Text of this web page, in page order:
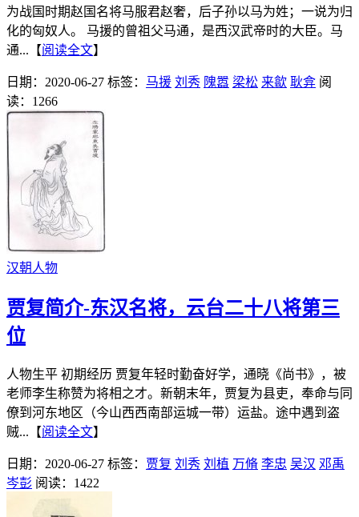
为战国时期赵国名将马服君赵奢，后子孙以马为姓；一说为归
化的匈奴人。 马援的曾祖父马通，是西汉武帝时的大臣。马
通...【阅读全文】
日期：2020-06-27 标签： 马援 刘秀 隗嚣 梁松 来歙 耿弇 阅
读：1266
汉朝人物
贾复简介-东汉名将，云台二十八将第三
位
人物生平 初期经历 贾复年轻时勤奋好学，通晓《尚书》，被
老师李生称赞为将相之才。新朝末年，贾复为县吏，奉命与同
僚到河东地区（今山西西南部运城一带）运盐。途中遇到盗
贼...【阅读全文】
日期：2020-06-27 标签： 贾复 刘秀 刘植 万脩 李忠 吴汉 邓禹
岑彭 阅读：1422